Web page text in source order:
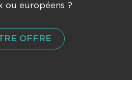
ou européens ?
OFFRE